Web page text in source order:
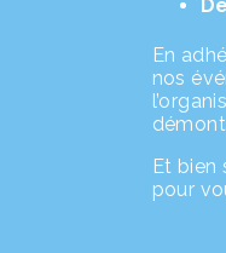
En
nos
Et bien
pour